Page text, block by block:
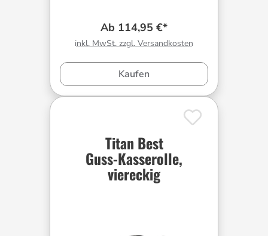
Ab 114,95 €*
inkl. MwSt. zzgl. Versandkosten
Kaufen
Titan Best
Guss-Kasserolle,
viereckig